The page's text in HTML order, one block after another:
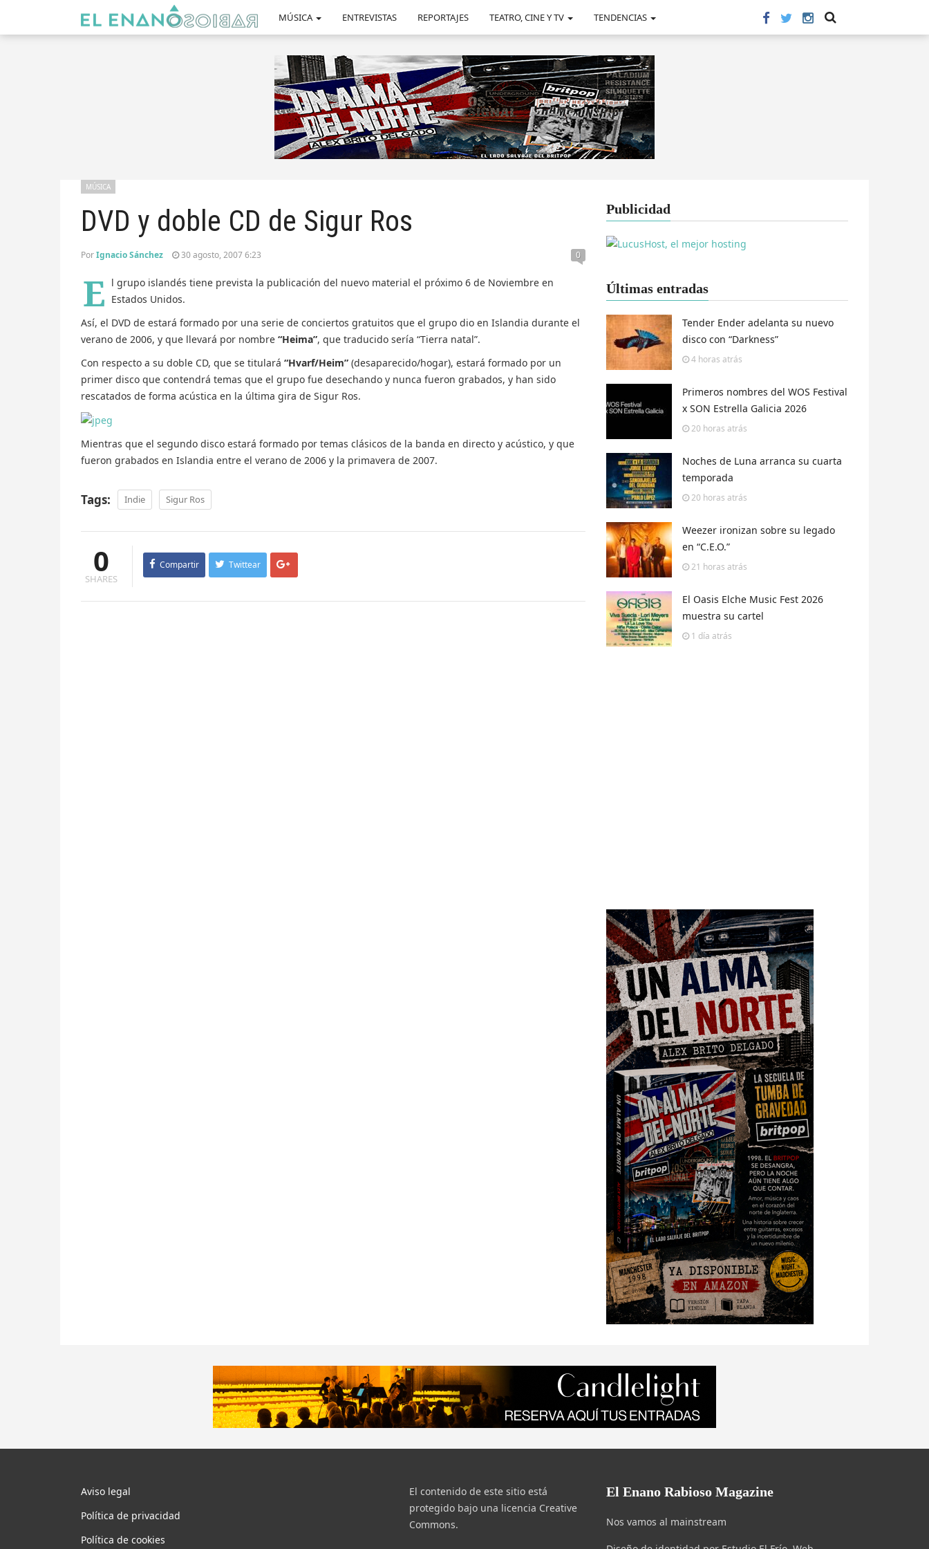
MÚSICA ENTREVISTAS REPORTAJES TEATRO, CINE Y TV TENDENCIAS
DVD y doble CD de Sigur Ros
MÚSICA
PorIgnacio Sánchez 30 agosto, 2007 6:23 0
E l grupo islandés tiene prevista la publicación del nuevo material el próximo 6 de Noviembre en
Estados Unidos.
Así, el DVD de estará formado por una serie de conciertos gratuitos que el grupo dio en Islandia durante el
verano de 2006, y que llevará por nombre “Heima”, que traducido sería “Tierra natal”.
Con respecto a su doble CD, que se titulará “Hvarf/Heim” (desaparecido/hogar), estará formado por un
primer disco que contendrá temas que el grupo fue desechando y nunca fueron grabados, y han sido
rescatados de forma acústica en la última gira de Sigur Ros.
Mientras que el segundo disco estará formado por temas clásicos de la banda en directo y acústico, y que
fueron grabados en Islandia entre el verano de 2006 y la primavera de 2007.
Tags: Indie Sigur Ros
0
SHARES
Compartir Twittear
Publicidad
Últimas entradas
Tender Ender adelanta su nuevo
disco con “Darkness”
4 horas atrás
Primeros nombres del WOS Festival
x SON Estrella Galicia 2026
20 horas atrás
Noches de Luna arranca su cuarta
temporada
20 horas atrás
Weezer ironizan sobre su legado
en “C.E.O.”
21 horas atrás
El Oasis Elche Music Fest 2026
muestra su cartel
1 día atrás
Aviso legal
Política de privacidad
Política de cookies
El contenido de este sitio está
protegido bajo una licencia Creative
Commons.
El Enano Rabioso Magazine
Nos vamos al mainstream